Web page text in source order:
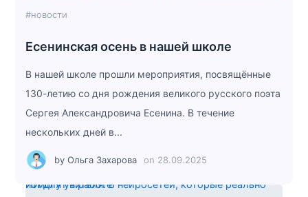
#новости
Есенинская осень в нашей школе
В нашей школе прошли мероприятия, посвящённые
130-летию со дня рождения великого русского поэта
Сергея Александровича Есенина. В течение
нескольких дней в...
byОльга Захарова on 28.09.2025
ИИ для учителя: 8 нейросетей, которые реально помогут в работе